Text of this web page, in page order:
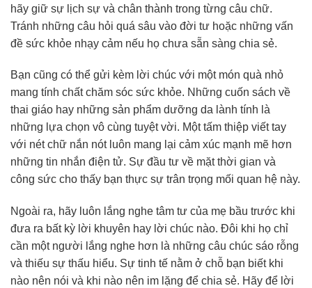
hãy giữ sự lịch sự và chân thành trong từng câu chữ.
Tránh những câu hỏi quá sâu vào đời tư hoặc những vấn
đề sức khỏe nhạy cảm nếu họ chưa sẵn sàng chia sẻ.
Bạn cũng có thể gửi kèm lời chúc với một món quà nhỏ
mang tính chất chăm sóc sức khỏe. Những cuốn sách về
thai giáo hay những sản phẩm dưỡng da lành tính là
những lựa chọn vô cùng tuyệt vời. Một tấm thiệp viết tay
với nét chữ nắn nót luôn mang lại cảm xúc mạnh mẽ hơn
những tin nhắn điện tử. Sự đầu tư về mặt thời gian và
công sức cho thấy bạn thực sự trân trọng mối quan hệ này.
Ngoài ra, hãy luôn lắng nghe tâm tư của mẹ bầu trước khi
đưa ra bất kỳ lời khuyên hay lời chúc nào. Đôi khi họ chỉ
cần một người lắng nghe hơn là những câu chúc sáo rỗng
và thiếu sự thấu hiểu. Sự tinh tế nằm ở chỗ bạn biết khi
nào nên nói và khi nào nên im lặng để chia sẻ. Hãy để lời